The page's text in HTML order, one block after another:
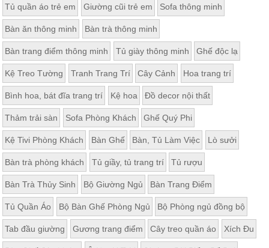
Khách
Sofa,
rượu,
Bàn
trà...
Nội
Thất
Phòng
Ngủ
Giường
ngủ, tủ
áo, bàn
trang
điểm
Nội
Thất
Phòng
Ăn
Tủ quần áo trẻ em Giường cũi trẻ em Sofa thông minh
Bàn ăn thông minh Bàn trà thông minh
Bàn trang điểm thông minh Tủ giày thông minh Ghế độc lạ
Kệ Treo Tường Tranh Trang Trí Cây Cảnh Hoa trang trí
Bình hoa, bát đĩa trang trí Kệ hoa Đồ decor nội thất
Thảm trải sàn Sofa Phòng Khách Ghế Quý Phi
Kệ Tivi Phòng Khách Bàn Ghế Bàn, Tủ Làm Việc Lò sưởi
Bàn trà phòng khách Tủ giầy, tủ trang trí Tủ rượu
Bàn Trà Thủy Sinh Bộ Giường Ngủ Bàn Trang Điểm
Tủ Quần Áo Bộ Bàn Ghế Phòng Ngủ Bộ Phòng ngủ đồng bộ
Tab đầu giường Gương trang điểm Cây treo quần áo Xích Đu